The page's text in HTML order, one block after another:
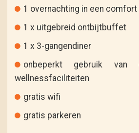
1 overnachting in een comfort
1 x uitgebreid ontbijtbuffet
1 x 3-gangendiner
onbeperkt gebruik
wellnessfaciliteiten
gratis wifi
gratis parkeren